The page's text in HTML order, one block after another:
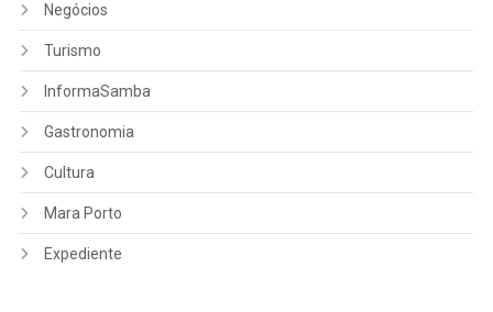
Negócios
Turismo
InformaSamba
Gastronomia
Cultura
Mara Porto
Expediente